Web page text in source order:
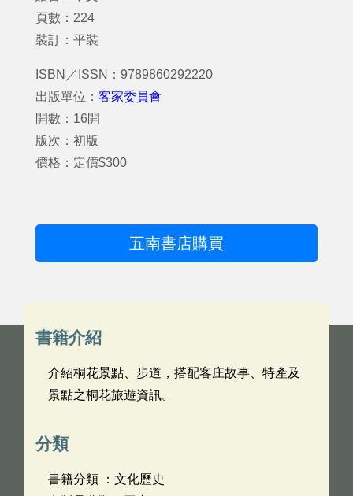
頁數：224
裝訂：平裝
ISBN／ISSN：9789860292220
出版單位： 客家委員會
開數：16開
版次：初版
價格：定價$300
五南書店購買
書籍介紹
介紹桐花景點、步道，搭配客庄故事、特產及
景點之桐花旅遊資訊。
分類
書籍分類 ：文化歷史